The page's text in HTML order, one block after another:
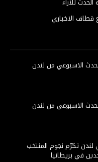
قطاف الاخباري
تكرّم نجوم المنتخب
في بريطانيا